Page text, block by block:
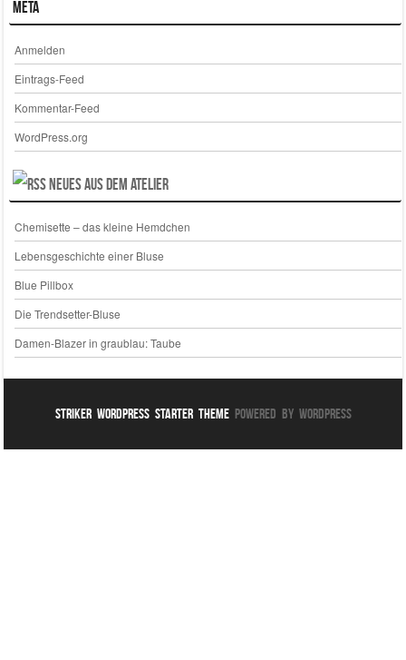
Meta
Anmelden
Eintrags-Feed
Kommentar-Feed
WordPress.org
Neues aus dem Atelier
Chemisette – das kleine Hemdchen
Lebensgeschichte einer Bluse
Blue Pillbox
Die Trendsetter-Bluse
Damen-Blazer in graublau: Taube
Striker WordPress Starter ThemePowered By WordPress